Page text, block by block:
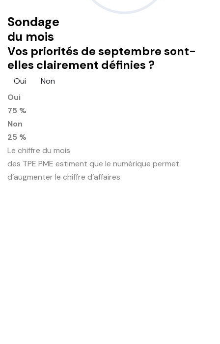
Sondage
du mois
Vos priorités de septembre sont-
elles clairement définies ?
Oui
Non
Oui
75 %
Non
25 %
Le chiffre du mois
des TPE PME estiment que le numérique permet
d’augmenter le chiffre d’affaires